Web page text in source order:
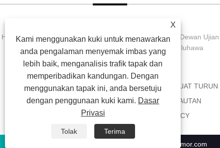
Hak Cipta © 2022 Symor Instrument Equipment Co., Ltd. Dewan Ujian
Alam Sekitar, Kabinet Kering Elektronik, Bilik Ujian Luluhawa
Dipercepatkan Hak Cipta Terpelihara.
RUMAH TENTANG KITA PRODUK BERITA
MUAT TURUN
HANTAR PERTANYAAN
HUBUNGI KAMI
PAUTAN
RSS PRIVACY POLICY
X
Kami menggunakan kuki untuk menawarkan
anda pengalaman menyemak imbas yang
lebih baik, menganalisis trafik tapak dan
memperibadikan kandungan. Dengan
menggunakan tapak ini, anda bersetuju
dengan penggunaan kuki kami. Dasar
Privasi
Tolak
Terima
sales@climatestsymor.com